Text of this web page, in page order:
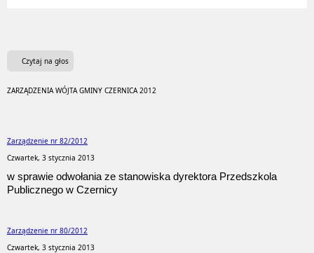
Czytaj na głos
ZARZĄDZENIA WÓJTA GMINY CZERNICA 2012
Zarządzenie nr 82/2012
Czwartek, 3 stycznia 2013
w sprawie odwołania ze stanowiska dyrektora Przedszkola
Publicznego w Czernicy
Zarządzenie nr 80/2012
Czwartek, 3 stycznia 2013